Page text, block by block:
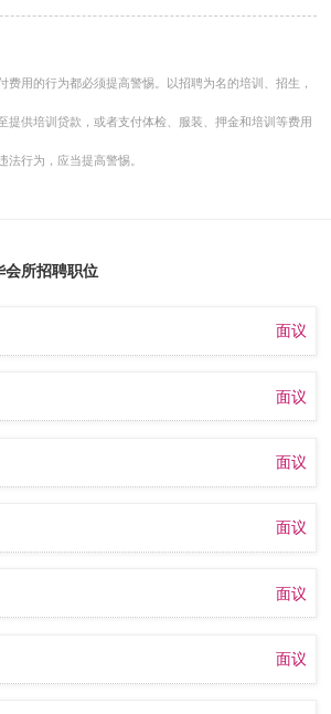
费用的行为都必须提高警惕。以招聘为名的培训、招生，
提供培训贷款，或者支付体检、服装、押金和培训等费用
法行为，应当提高警惕。
会所招聘职位
面议
面议
面议
面议
面议
面议